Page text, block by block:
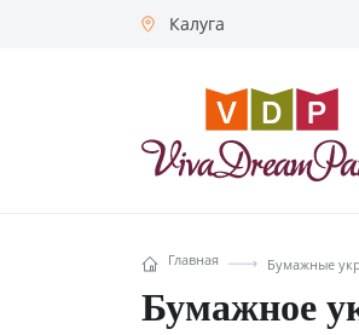
Калуга
Главная Бумажные
Бумажное